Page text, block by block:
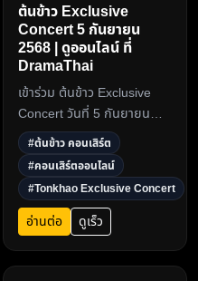
ต้นข้าว Exclusive
Concert 5 กันยายน
2568 | ดูออนไลน์ ที่
DramaThai
เข้าร่วม ต้นข้าว Exclusive
Concert วันที่ 5 กันยายน
2568 รับชมผ่านระบบออนไลน์
บน DramaThai.com ราคา
เพียง 250 บาท ซื้อบัตร
ทันที!3
#ต้นข้าว คอนเสิร์ต
#คอนเสิร์ตออนไลน์
#Tonkhao Exclusive Concert
อ่านต่อ ดูเร็ว